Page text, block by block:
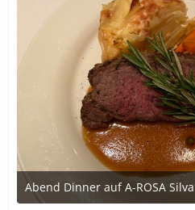
Abend Dinner auf A-ROSA Silva
12. Oktober 2020 um 18:35